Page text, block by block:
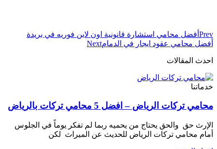
Prev أفضل محامي استشارة قانونية اون لاين فوريه في بريدة
أفضل محامي عقود ايجار في الدمامNext
احدث المقالات
خدماتنا
محامي تركات الرياض – افضل 5 محامي تركات بالرياض
الإرث حق والحق يحتاج من يحميه ربما لم تفكر يوماً في الجلوس
أمام محامي تركات الرياض للحديث عن الميراث لكن